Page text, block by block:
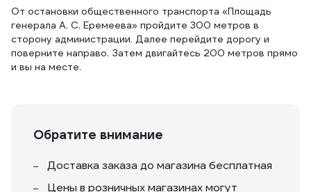
От остановки общественного транспорта «Площадь
генерала А. С. Еремеева» пройдите 300 метров в
сторону администрации. Далее перейдите дорогу и
поверните направо. Затем двигайтесь 200 метров прямо
и вы на месте.
Обратите внимание
Доставка заказа до магазина бесплатная
Цены в розничных магазинах могут